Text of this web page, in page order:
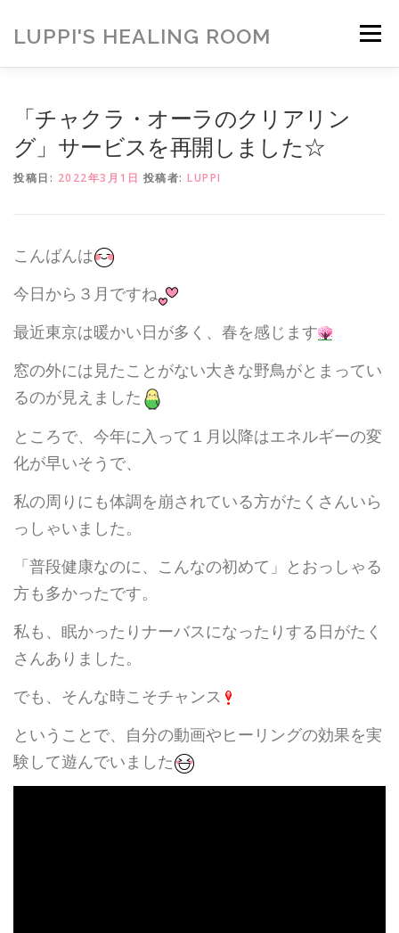
LUPPI'S HEALING ROOM メニュー
「チャクラ・オーラのクリアリン
グ」サービスを再開しました☆
投稿日: 2022年3月1日 投稿者: LUPPI
こんばんは
今日から３月ですね
最近東京は暖かい日が多く、春を感じます
窓の外には見たことがない大きな野鳥がとまってい
るのが見えました
ところで、今年に入って１月以降はエネルギーの変
化が早いそうで、
私の周りにも体調を崩されている方がたくさんいら
っしゃいました。
「普段健康なのに、こんなの初めて」とおっしゃる
方も多かったです。
私も、眠かったりナーバスになったりする日がたく
さんありました。
でも、そんな時こそチャンス
ということで、自分の動画やヒーリングの効果を実
験して遊んでいました